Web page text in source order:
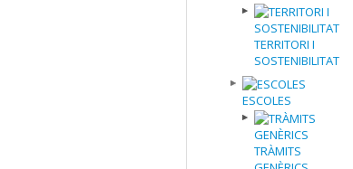
TERRITORI I
SOSTENIBILITAT
ESCOLES
TRÀMITS